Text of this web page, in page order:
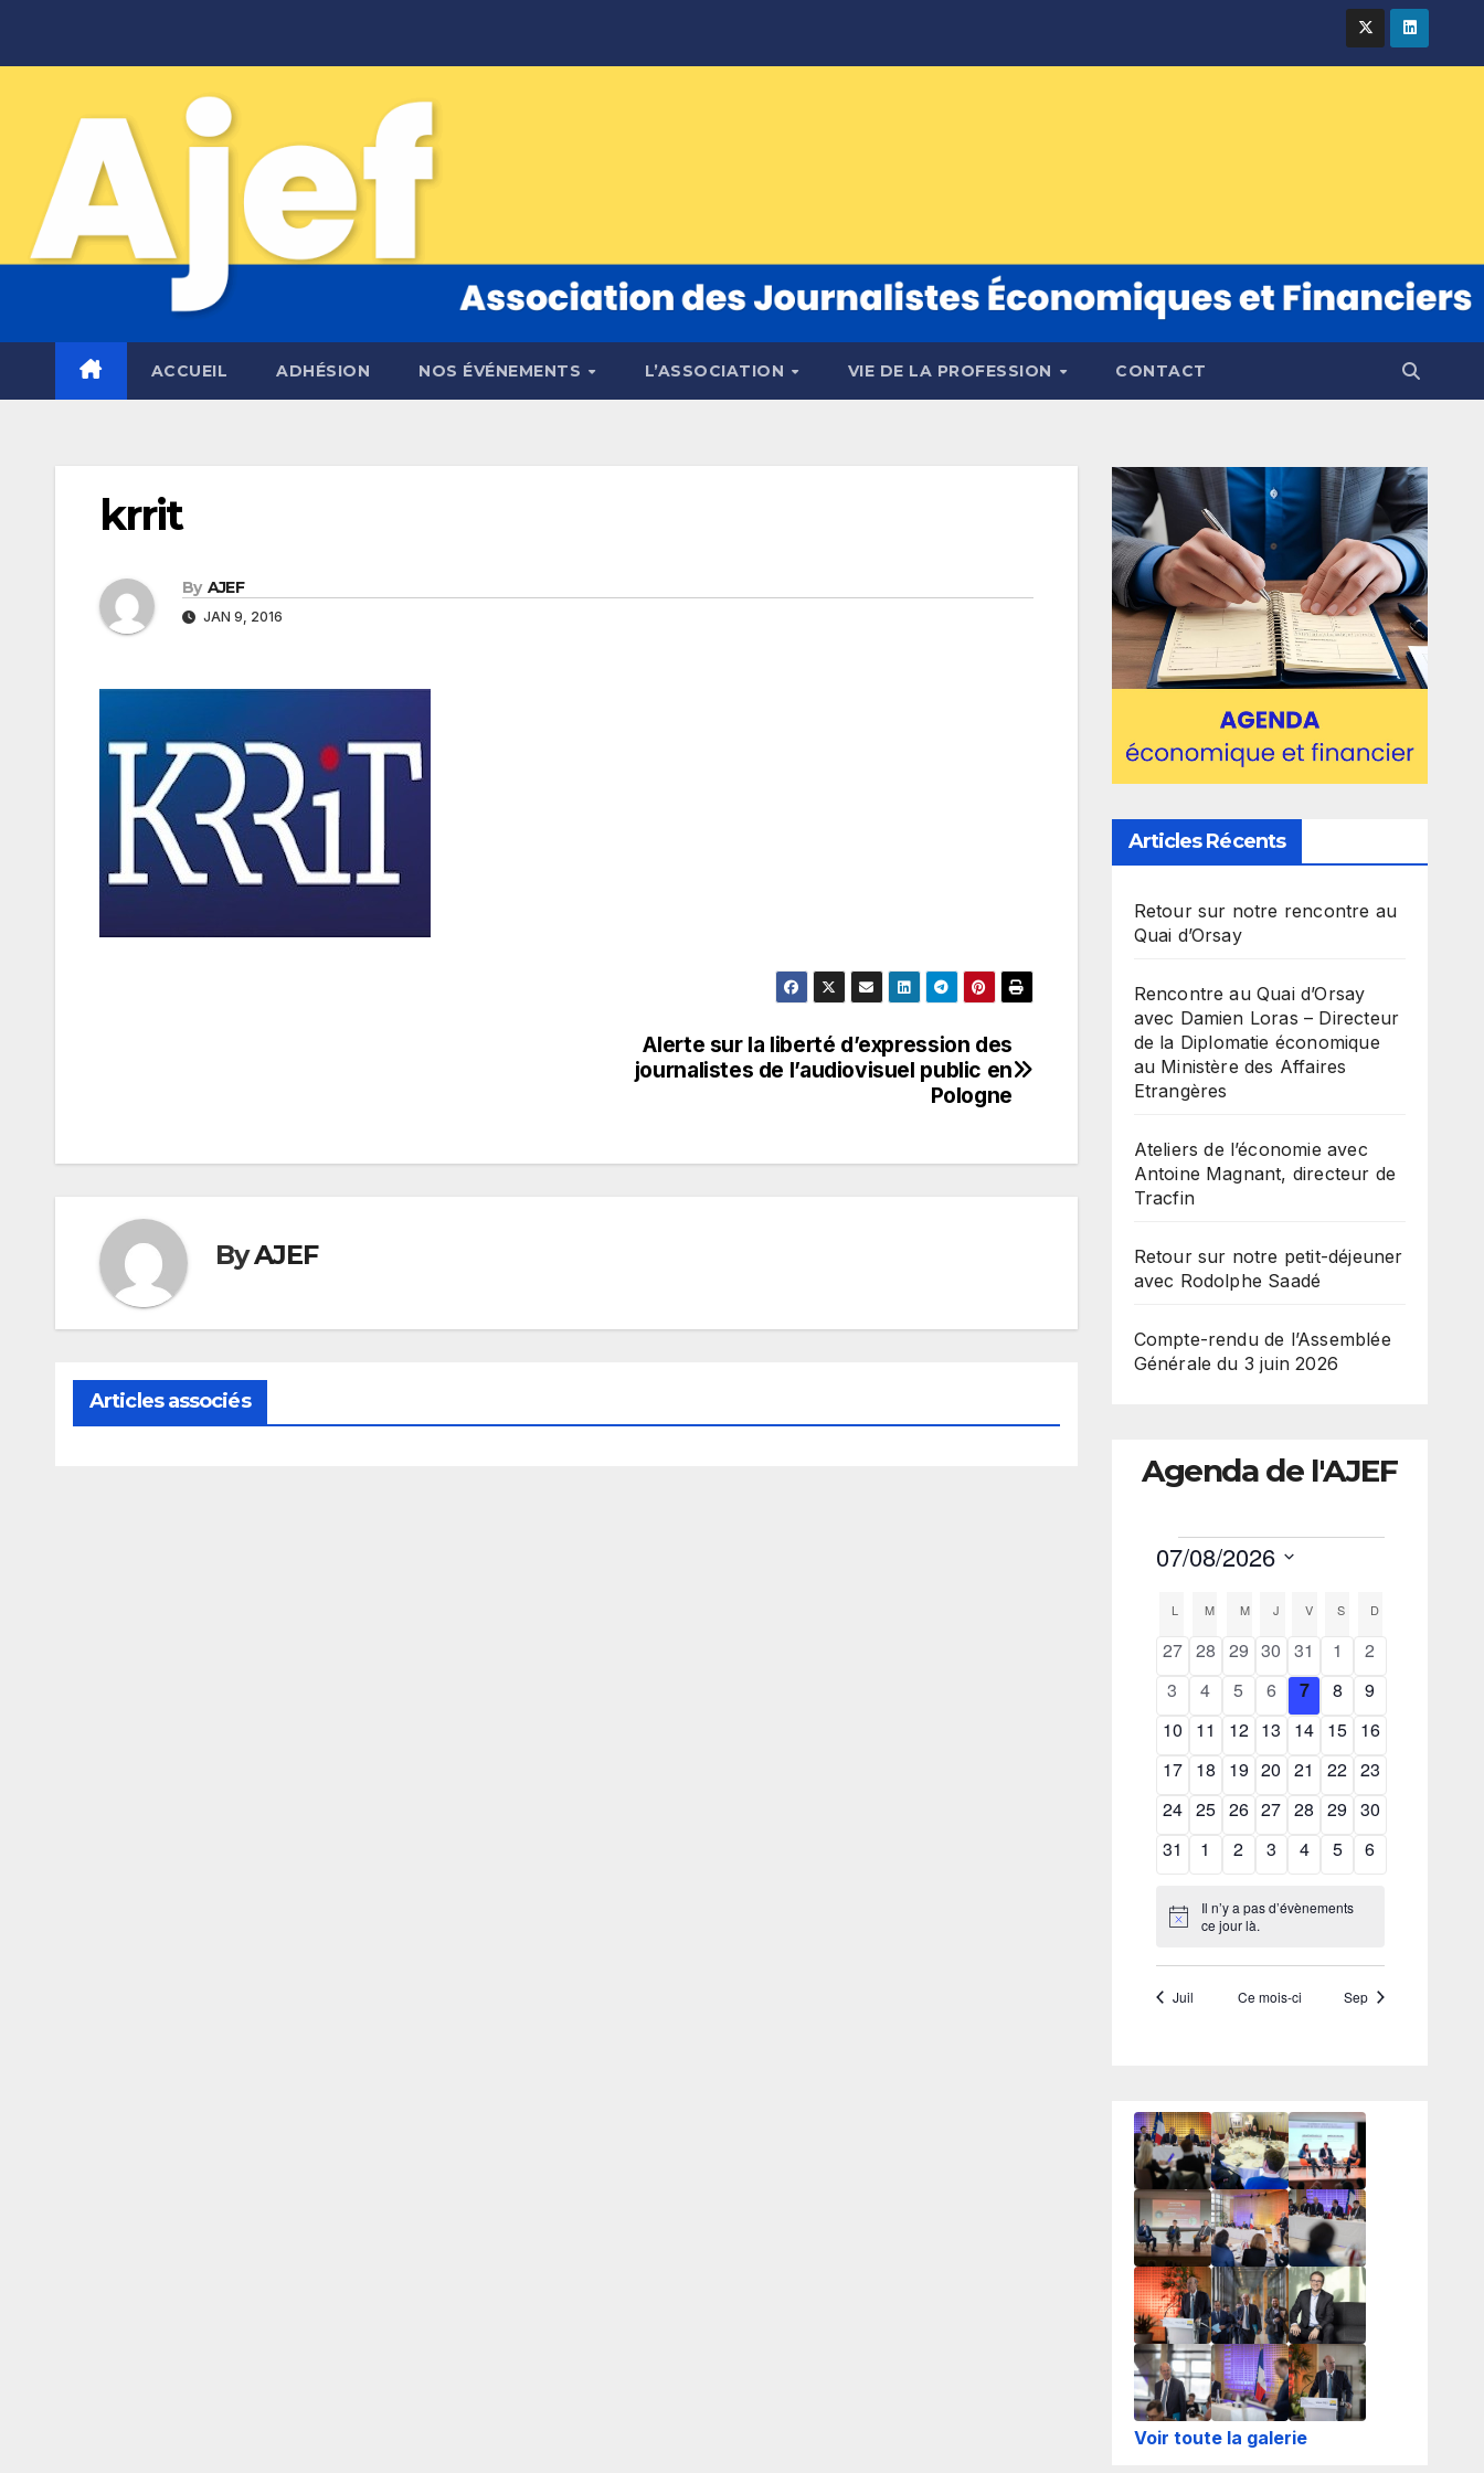
ACCUEIL ADHÉSION NOS ÉVÉNEMENTS L’ASSOCIATION VIE DE LA PROFESSION CONTACT
krrit
By AJEF
JAN 9, 2016
Alerte sur la liberté d’expression des
journalistes de l’audiovisuel public en
Pologne
ByAJEF
Articles associés
Articles Récents
Retour sur notre rencontre au
Quai d’Orsay
Rencontre au Quai d’Orsay
avec Damien Loras – Directeur
de la Diplomatie économique
au Ministère des Affaires
Etrangères
Ateliers de l’économie avec
Antoine Magnant, directeur de
Tracfin
Retour sur notre petit-déjeuner
avec Rodolphe Saadé
Compte-rendu de l’Assemblée
Générale du 3 juin 2026
Agenda de l'AJEF
Voir toute la galerie